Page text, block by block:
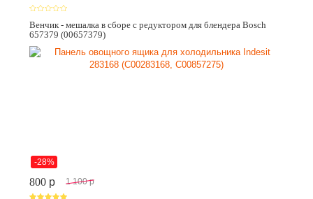
Венчик - мешалка в сборе с редуктором для блендера Bosch
657379 (00657379)
-28%
800 p 1 100 p